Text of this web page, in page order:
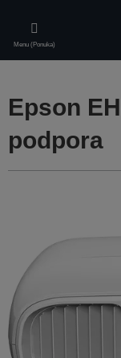
main
content
Menu (Ponuka)
Epson
podpora